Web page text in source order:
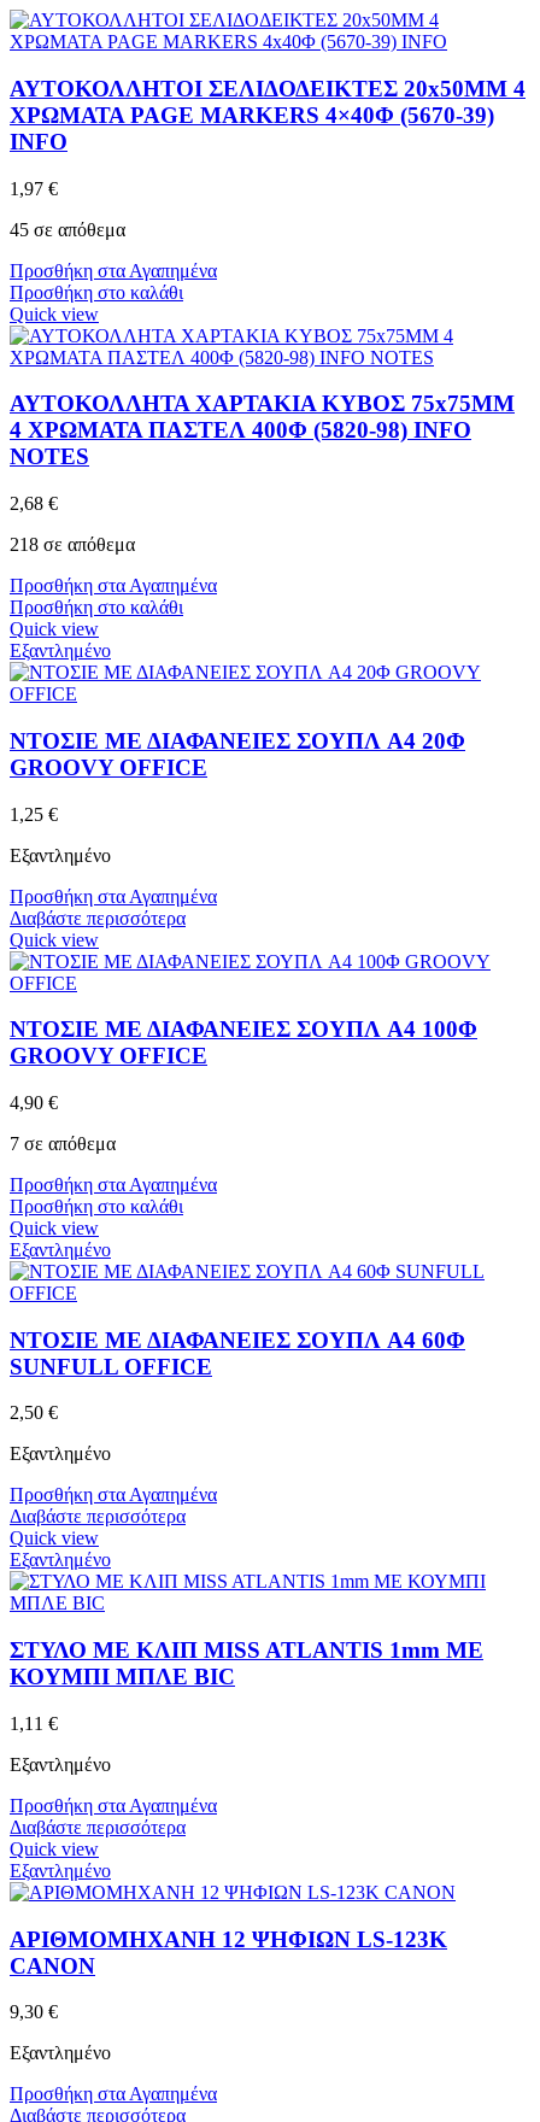
ΑΥΤΟΚΟΛΛΗΤΟΙ ΣΕΛΙΔΟΔΕΙΚΤΕΣ 20x50MM 4
ΧΡΩΜΑΤΑ PAGE MARKERS 4×40Φ (5670-39)
INFO
1,97 €
45 σε απόθεμα
Προσθήκη στα Αγαπημένα
Προσθήκη στο καλάθι
Quick view
ΑΥΤΟΚΟΛΛΗΤΑ ΧΑΡΤΑΚΙΑ ΚΥΒΟΣ 75x75MM
4 ΧΡΩΜΑΤΑ ΠΑΣΤΕΛ 400Φ (5820-98) INFO
NOTES
2,68 €
218 σε απόθεμα
Προσθήκη στα Αγαπημένα
Προσθήκη στο καλάθι
Quick view
Εξαντλημένο
ΝΤΟΣΙΕ ΜΕ ΔΙΑΦΑΝΕΙΕΣ ΣΟΥΠΛ A4 20Φ
GROOVY OFFICE
1,25 €
Εξαντλημένο
Προσθήκη στα Αγαπημένα
Διαβάστε περισσότερα
Quick view
ΝΤΟΣΙΕ ΜΕ ΔΙΑΦΑΝΕΙΕΣ ΣΟΥΠΛ A4 100Φ
GROOVY OFFICE
4,90 €
7 σε απόθεμα
Προσθήκη στα Αγαπημένα
Προσθήκη στο καλάθι
Quick view
Εξαντλημένο
ΝΤΟΣΙΕ ΜΕ ΔΙΑΦΑΝΕΙΕΣ ΣΟΥΠΛ A4 60Φ
SUNFULL OFFICE
2,50 €
Εξαντλημένο
Προσθήκη στα Αγαπημένα
Διαβάστε περισσότερα
Quick view
Εξαντλημένο
ΣΤΥΛΟ ΜΕ ΚΛΙΠ MISS ATLANTIS 1mm ΜΕ
ΚΟΥΜΠΙ ΜΠΛΕ BIC
1,11 €
Εξαντλημένο
Προσθήκη στα Αγαπημένα
Διαβάστε περισσότερα
Quick view
Εξαντλημένο
ΑΡΙΘΜΟΜΗΧΑΝΗ 12 ΨΗΦΙΩΝ LS-123K
CANON
9,30 €
Εξαντλημένο
Προσθήκη στα Αγαπημένα
Διαβάστε περισσότερα